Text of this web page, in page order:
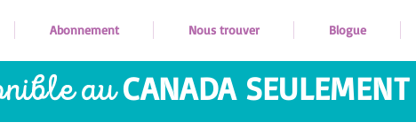
Abonnement Nous trouver Blogue
auCANADA